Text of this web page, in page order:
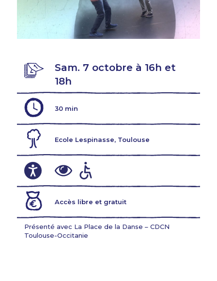
Sam. 7 octobre à 16h et
18h
30 min
Ecole Lespinasse, Toulouse
Accès libre et gratuit
Présenté avec La Place de la Danse – CDCN
Toulouse-Occitanie